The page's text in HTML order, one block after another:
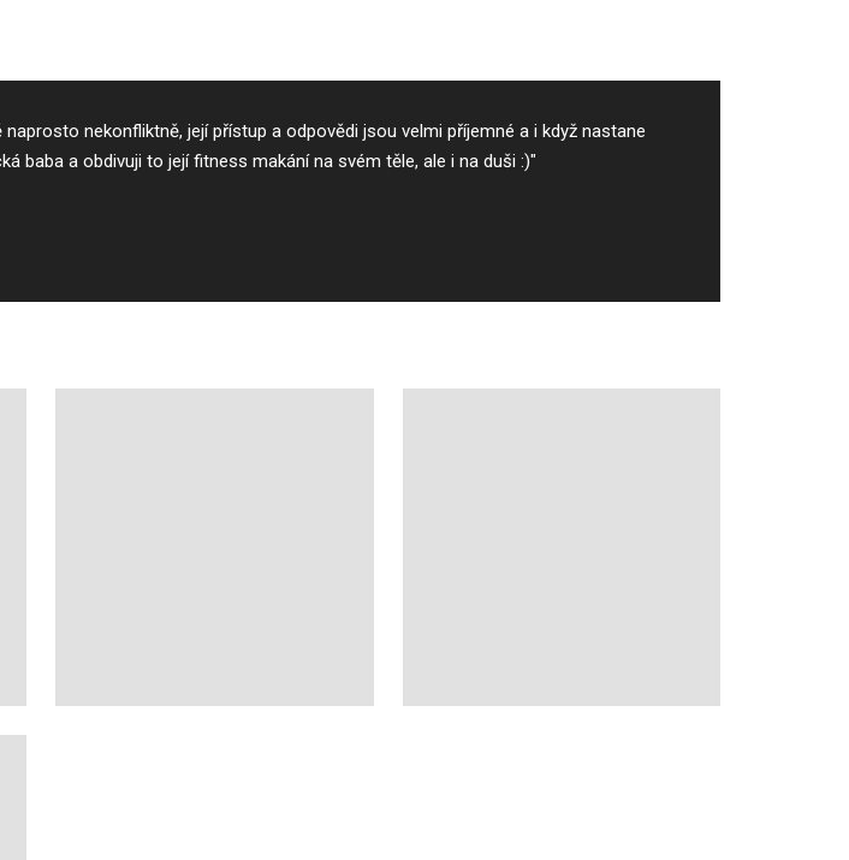
nekonfliktně, její přístup a odpovědi jsou velmi příjemné a i když nastane
baba a obdivuji to její fitness makání na svém těle, ale i na duši :)"